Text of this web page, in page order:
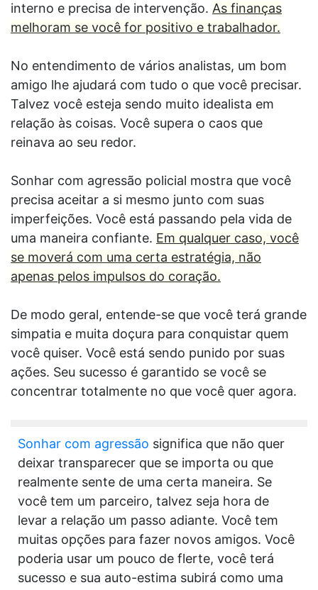
interno e precisa de intervenção. As finanças
melhoram se você for positivo e trabalhador.
No entendimento de vários analistas, um bom
amigo lhe ajudará com tudo o que você precisar.
Talvez você esteja sendo muito idealista em
relação às coisas. Você supera o caos que
reinava ao seu redor.
Sonhar com agressão policial mostra que você
precisa aceitar a si mesmo junto com suas
imperfeições. Você está passando pela vida de
uma maneira confiante. Em qualquer caso, você
se moverá com uma certa estratégia, não
apenas pelos impulsos do coração.
De modo geral, entende-se que você terá grande
simpatia e muita doçura para conquistar quem
você quiser. Você está sendo punido por suas
ações. Seu sucesso é garantido se você se
concentrar totalmente no que você quer agora.
Sonhar com agressão significa que não quer
deixar transparecer que se importa ou que
realmente sente de uma certa maneira. Se
você tem um parceiro, talvez seja hora de
levar a relação um passo adiante. Você tem
muitas opções para fazer novos amigos. Você
poderia usar um pouco de flerte, você terá
sucesso e sua auto-estima subirá como uma